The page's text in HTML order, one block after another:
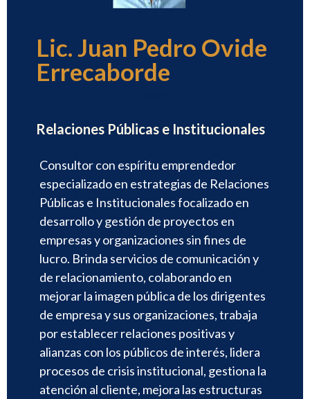
Lic. Juan Pedro Ovide
Errecaborde
Relaciones Públicas e Institucionales
Consultor con espíritu emprendedor
especializado en estrategias de Relaciones
Públicas e Institucionales focalizado en
desarrollo y gestión de proyectos en
empresas y organizaciones sin fines de
lucro. Brinda servicios de comunicación y
de relacionamiento, colaborando en
mejorar la imagen pública de los dirigentes
de empresa y sus organizaciones, trabaja
por establecer relaciones positivas y
alianzas con los públicos de interés, lidera
procesos de crisis institucional, gestiona la
atención al cliente, mejora las estructuras